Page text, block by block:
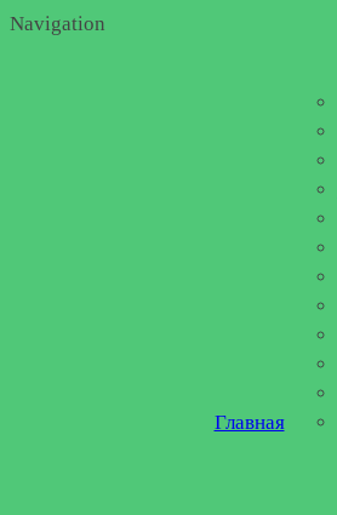
Navigation
Главная